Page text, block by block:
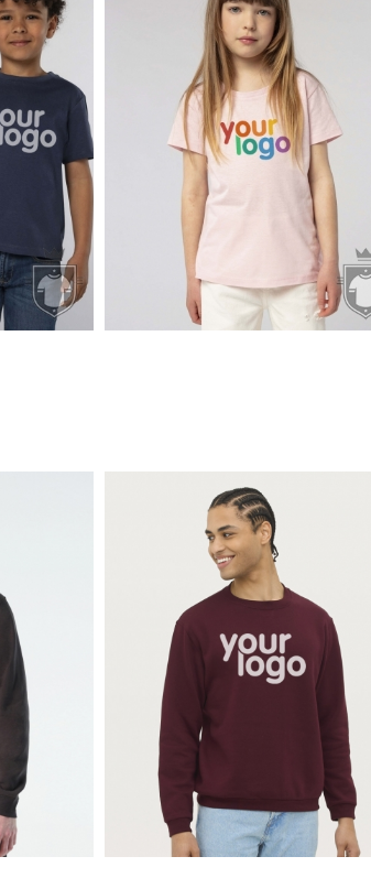
1.57€
6.85€